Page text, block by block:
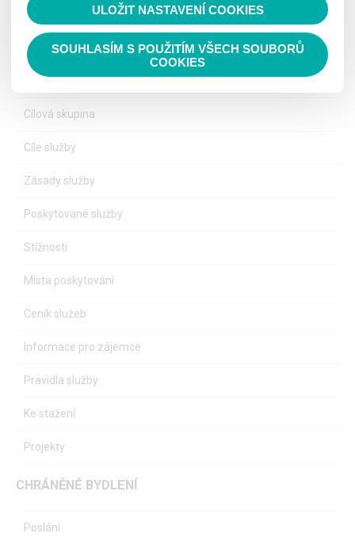
DOMOV PRO OSOBY SE ZDRAVOTNÍM POSTIŽENÍM
Poslání
Cílová skupina
Cíle služby
Zásady služby
Poskytované služby
Stížnosti
Místa poskytování
Ceník služeb
Informace pro zájemce
Pravidla služby
Ke stažení
Projekty
CHRÁNĚNÉ BYDLENÍ
Poslání
ULOŽIT NASTAVENÍ COOKIES
SOUHLASÍM S POUŽITÍM VŠECH SOUBORŮ
COOKIES